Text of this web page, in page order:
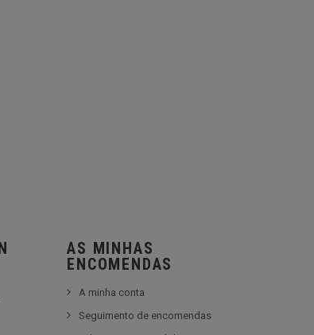
AS MINHAS
ENCOMENDAS
A minha conta
Seguimento de encomendas